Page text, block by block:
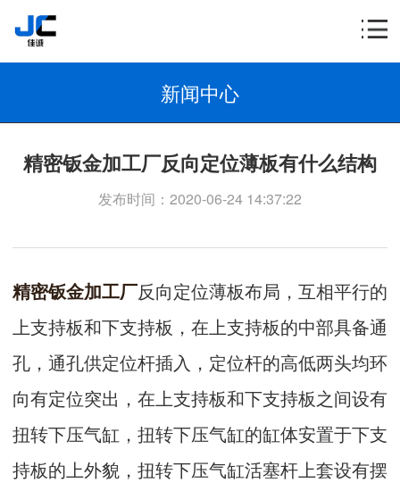
新闻中心
精密钣金加工厂反向定位薄板有什么结构
发布时间：2020-06-24 14:37:22
精密钣金加工厂反向定位薄板布局，互相平行的
上支持板和下支持板，在上支持板的中部具备通
孔，通孔供定位杆插入，定位杆的高低两头均环
向有定位突出，在上支持板和下支持板之间设有
扭转下压气缸，扭转下压气缸的缸体安置于下支
持板的上外貌，扭转下压气缸活塞杆上套设有摆